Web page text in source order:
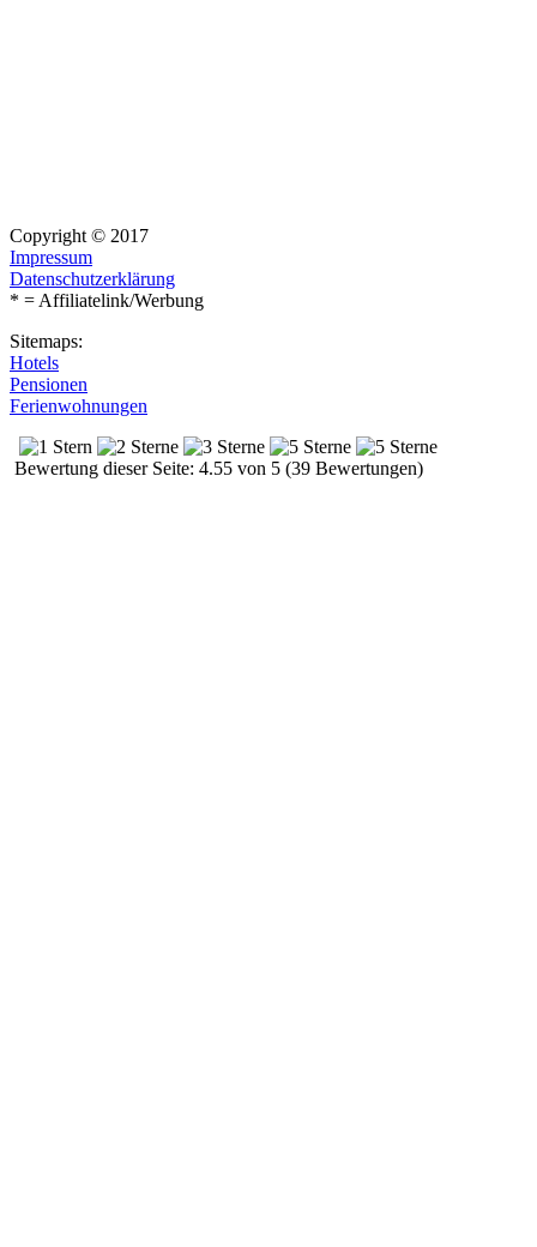
Copyright © 2017
Impressum
Datenschutzerklärung
* = Affiliatelink/Werbung
Sitemaps:
Hotels
Pensionen
Ferienwohnungen
Bewertung dieser Seite: 4.55 von 5 (39 Bewertungen)